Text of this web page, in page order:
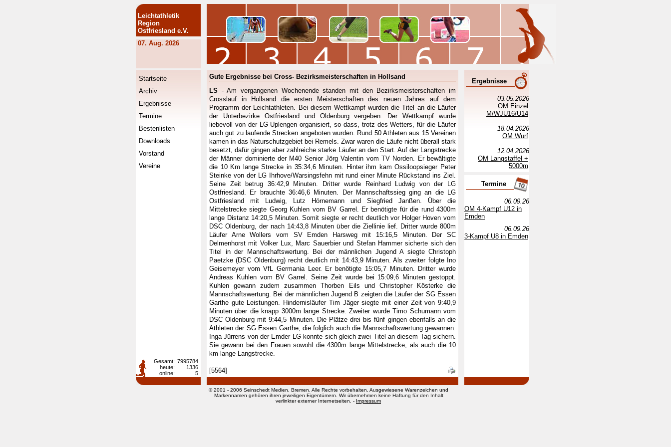
Leichtathletik
Region
Ostfriesland e.V.
07. Aug. 2026
Startseite
Archiv
Ergebnisse
Termine
Bestenlisten
Downloads
Vorstand
Vereine
Gute Ergebnisse bei Cross- Bezirksmeisterschaften in Hollsand
LS - Am vergangenen Wochenende standen mit den Bezirksmeisterschaften im
Crosslauf in Hollsand die ersten Meisterschaften des neuen Jahres auf dem
Programm der Leichtathleten. Bei diesem Wettkampf wurden die Titel an die Läufer
der Unterbezirke Ostfriesland und Oldenburg vergeben. Der Wettkampf wurde
liebevoll von der LG Uplengen organisiert, so dass, trotz des Wetters, für die Läufer
auch gut zu laufende Strecken angeboten wurden. Rund 50 Athleten aus 15 Vereinen
kamen in das Naturschutzgebiet bei Remels. Zwar waren die Läufe nicht überall stark
besetzt, dafür gingen aber zahlreiche starke Läufer an den Start. Auf der Langstrecke
der Männer dominierte der M40 Senior Jörg Valentin vom TV Norden. Er bewältigte
die 10 Km lange Strecke in 35:34,6 Minuten. Hinter ihm kam Ossiloopsieger Peter
Steinke von der LG Ihrhove/Warsingsfehn mit rund einer Minute Rückstand ins Ziel.
Seine Zeit betrug 36:42,9 Minuten. Dritter wurde Reinhard Ludwig von der LG
Ostfriesland. Er brauchte 36:46,6 Minuten. Der Mannschaftssieg ging an die LG
Ostfriesland mit Ludwig, Lutz Hörnemann und Siegfried Janßen. Über die
Mittelstrecke siegte Georg Kuhlen vom BV Garrel. Er benötigte für die rund 4300m
lange Distanz 14:20,5 Minuten. Somit siegte er recht deutlich vor Holger Hoven vom
DSC Oldenburg, der nach 14:43,8 Minuten über die Ziellinie lief. Dritter wurde 800m
Läufer Arne Wollers vom SV Emden Harsweg mit 15:16,5 Minuten. Der SC
Delmenhorst mit Volker Lux, Marc Sauerbier und Stefan Hammer sicherte sich den
Titel in der Mannschaftswertung. Bei der männlichen Jugend A siegte Christoph
Paetzke (DSC Oldenburg) recht deutlich mit 14:43,9 Minuten. Als zweiter folgte Ino
Geisemeyer vom VfL Germania Leer. Er benötigte 15:05,7 Minuten. Dritter wurde
Andreas Kuhlen vom BV Garrel. Seine Zeit wurde bei 15:09,6 Minuten gestoppt.
Kuhlen gewann zudem zusammen Thorben Eils und Christopher Kösterke die
Mannschaftswertung. Bei der männlichen Jugend B zeigten die Läufer der SG Essen
Garthe gute Leistungen. Hindernisläufer Tim Jäger siegte mit einer Zeit von 9:40,9
Minuten über die knapp 3000m lange Strecke. Zweiter wurde Timo Schumann vom
DSC Oldenburg mit 9:44,5 Minuten. Die Plätze drei bis fünf gingen ebenfalls an die
Athleten der SG Essen Garthe, die folglich auch die Mannschaftswertung gewannen.
Inga Jürrens von der Emder LG konnte sich gleich zwei Titel an diesem Tag sichern.
Sie gewann bei den Frauen sowohl die 4300m lange Mittelstrecke, als auch die 10
km lange Langstrecke.
[5564]
Ergebnisse
03.05.2026
OM Einzel
M/WJU16/U14
18.04.2026
OM Wurf
12.04.2026
OM Langstaffel +
5000m
Termine
06.09.26
OM 4-Kampf U12 in
Emden
06.09.26
3-Kampf U8 in Emden
Gesamt: 7995784
heute:
1336
online:
5
© 2001 - 2006 Seinschedt Medien, Bremen. Alle Rechte vorbehalten. Ausgewiesene Warenzeichen und
Markennamen gehören ihren jeweiligen Eigentümern. Wir übernehmen keine Haftung für den Inhalt
verlinkter externer Internetseiten. - Impressum